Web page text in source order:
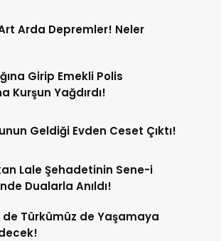
Arda Depremler! Neler
Girip Emekli Polis
Kurşun Yağdırdı!
Geldiği Evden Ceset Çıktı!
Lale Şehadetinin Sene-i
Dualarla Anıldı!
de Türkümüz de Yaşamaya